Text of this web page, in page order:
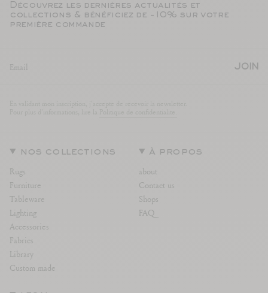
Découvrez les dernières actualités et
collections & bénéficiez de -10% sur votre
première commande
JOIN
nos collections
Rugs
Furniture
Tableware
Lighting
Accessories
Fabrics
Library
Custom made
à propos
about
Contact us
Shops
FAQ